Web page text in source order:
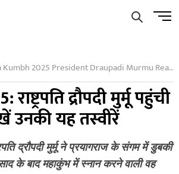
Menu
2025 President Draupadi Murmu Reached Prayagraj
द्रौपदी मुर्मू पहुंची
उनकी यह तस्वीरें
द्रौपदी मुर्मू ने प्रयागराज के संगम में डुबकी
के बाद महाकुंभ में स्नान करने वाली वह